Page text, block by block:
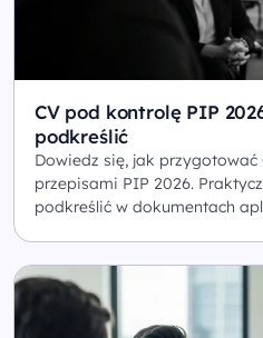
CV pod kontrolę PIP
podkreślić
Dowiedz się, jak przygotować
przepisami PIP 2026.
podkreślić w dokumentach